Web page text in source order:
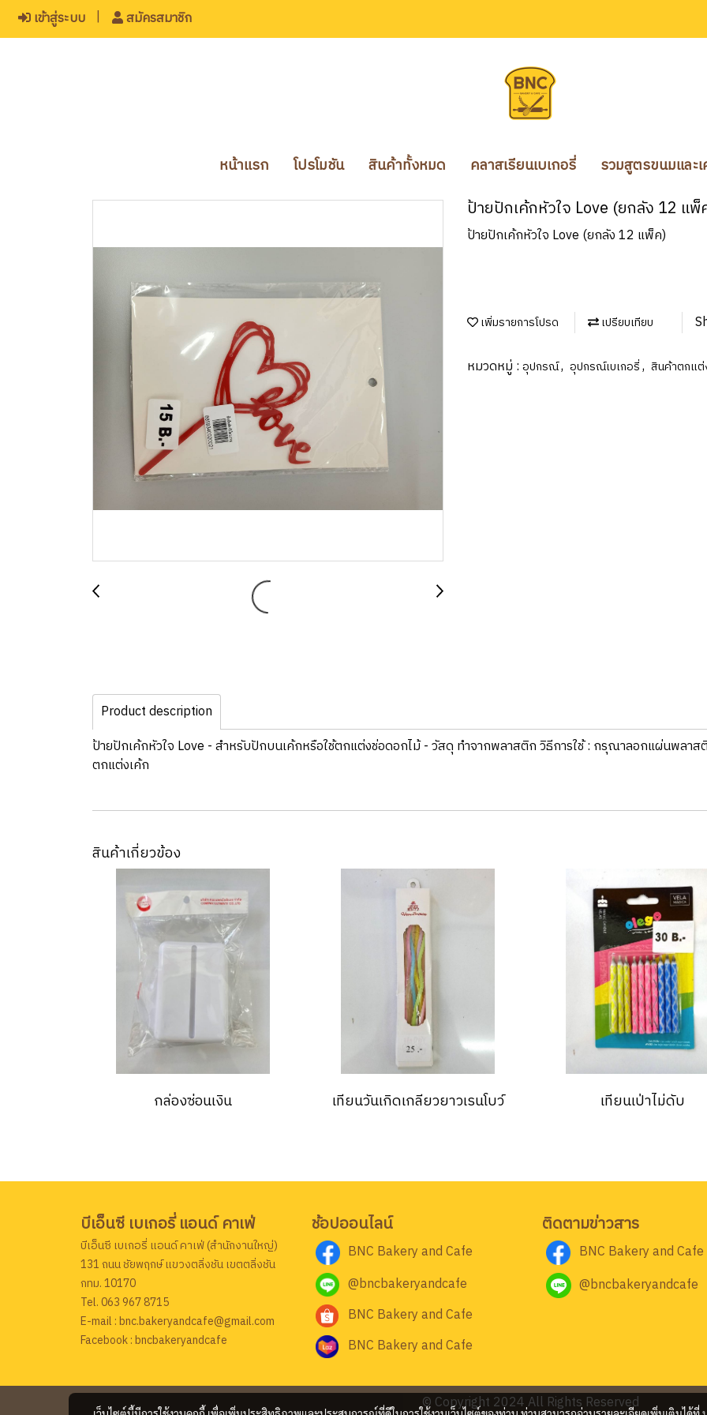
เข้าสู่ระบบ สมัครสมาชิก
หน้าแรก โปรโมชัน สินค้าทั้งหมด คลาสเรียนเบเกอรี่ รวมสูตรขนมและ
ป้ายปักเค้กหัวใจ Love (ยกลัง 12 แพ็
ป้ายปักเค้กหัวใจ Love (ยกลัง 12 แพ็ค)
เพิ่มรายการโปรด เปรียบเทียบ
หมวดหมู่ : อุปกรณ์, อุปกรณ์เบเกอรี่, สินค้าตกแต่
Product description
ป้ายปักเค้กหัวใจ Love - สำหรับปักบนเค้กหรือใช้ตกแต่งช่อดอกไม้ - วัสดุ​ ทำจากพลาสติก วิธีการใช้ : กรุ​ณาลอกแผ่นพลา
ตกแต่งเค้ก
สินค้าเกี่ยวข้อง
กล่องซ่อนเงิน เทียนวันเกิดเกลียวยาวเรนโบว์ เทียนเป่าไม่ดับ
บีเอ็นซี เบเกอรี่ แอนด์ คาเฟ่
บีเอ็นซี เบเกอรี่ แอนด์ คาเฟ่ (สำนักงานใหญ่)
131 ถนน ชัยพฤกษ์ แขวงตลิ่งชัน เขตตลิ่งชัน
กทม. 10170
Tel. 063 967 8715
E-mail : bnc.bakeryandcafe@gmail.com
Facebook : bncbakeryandcafe
ช้อปออนไลน์
BNC Bakery and Cafe
@bncbakeryandcafe
BNC Bakery and Cafe
BNC Bakery and Cafe
ติดตามข่าวสาร
BNC Bakery and Cafe
@bncbakeryandcafe
© Copyright 2024 All Rights Reserved